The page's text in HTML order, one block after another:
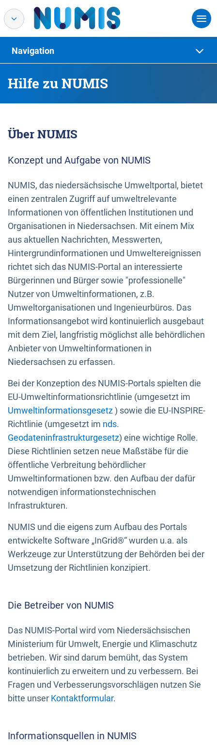
Hilfe zu NUMIS
Navigation
Über NUMIS
Konzept und Aufgabe von NUMIS
NUMIS, das niedersächsische Umweltportal, bietet
einen zentralen Zugriff auf umweltrelevante
Informationen von öffentlichen Institutionen und
Organisationen in Niedersachsen. Mit einem Mix
aus aktuellen Nachrichten, Messwerten,
Hintergrundinformationen und Umweltereignissen
richtet sich das NUMIS-Portal an interessierte
Bürgerinnen und Bürger sowie "professionelle"
Nutzer von Umweltinformationen, z.B.
Umweltorganisationen und Ingenieurbüros. Das
Informationsangebot wird kontinuierlich ausgebaut
mit dem Ziel, langfristig möglichst alle behördlichen
Anbieter von Umweltinformationen in
Niedersachsen zu erfassen.
Bei der Konzeption des NUMIS-Portals spielten die
EU-Umweltinformationsrichtlinie (umgesetzt im
Umweltinformationsgesetz) sowie die EU-INSPIRE-
Richtlinie (umgesetzt im nds.
Geodateninfrastrukturgesetz) eine wichtige Rolle.
Diese Richtlinien setzen neue Maßstäbe für die
öffentliche Verbreitung behördlicher
Umweltinformationen bzw. den Aufbau der dafür
notwendigen informationstechnischen
Infrastrukturen.
NUMIS und die eigens zum Aufbau des Portals
entwickelte Software „InGrid®“ wurden u.a. als
Werkzeuge zur Unterstützung der Behörden bei der
Umsetzung der Richtlinien konzipiert.
Die Betreiber von NUMIS
Das NUMIS-Portal wird vom Niedersächsischen
Ministerium für Umwelt, Energie und Klimaschutz
betrieben. Wir sind darum bemüht, das System
kontinuierlich zu erweitern und zu verbessern. Bei
Fragen und Verbesserungsvorschlägen nutzen Sie
bitte unser Kontaktformular.
Informationsquellen in NUMIS